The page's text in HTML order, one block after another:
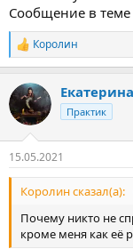
Сообщение в
Р
е
к
ц
и
Королин
Екатерина
Практик
15.05.2021
Королин сказал(а):
Почему никто не
кроме меня как её